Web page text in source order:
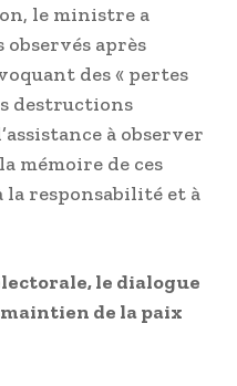
le ministre a
après
des « pertes
destructions
à observer
mémoire de ces
la responsabilité et à
le dialogue
de la paix